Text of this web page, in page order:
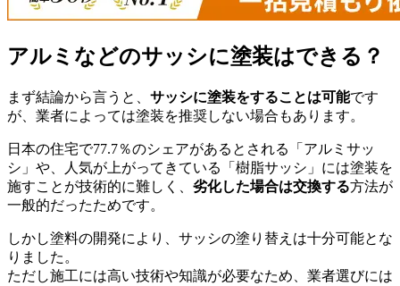
アルミなどのサッシに塗装はできる？
まず結論から言うと、 サッシに塗装をすることは可能です
が、業者によっては塗装を推奨しない場合もあります。
日本の住宅で77.7％のシェアがあるとされる「アルミサッ
シ」や、人気が上がってきている「樹脂サッシ」には塗装を
施すことが技術的に難しく、 劣化した場合は交換する方法が
一般的だったためです。
しかし塗料の開発により、サッシの塗り替えは十分可能とな
りました。
ただし施工には高い技術や知識が必要なため、業者選びには